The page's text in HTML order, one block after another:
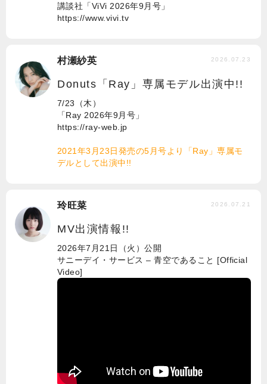
講談社「ViVi 2026年9月号」
https://www.vivi.tv
村瀬紗英
Donuts「Ray」専属モデル出演中!!
7/23（木）
「Ray 2026年9月号」
https://ray-web.jp
2021年3月23日発売の5月号より「Ray」専属モ
デルとして出演中!!
2026.07.23
玲旺菜
MV出演情報!!
2026年7月21日（火）公開
サニーデイ・サービス – 青空であること [Official
Video]
2026.07.21